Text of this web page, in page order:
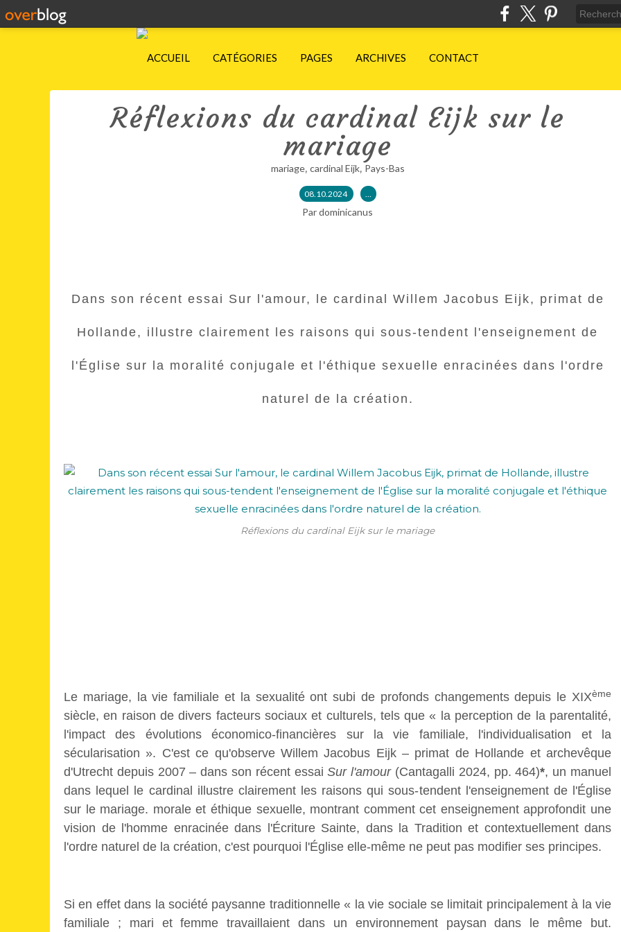
ACCUEIL CATÉGORIES PAGES ARCHIVES CONTACT
Réflexions du cardinal Eijk sur le
mariage
mariage, cardinal Eijk, Pays-Bas
08.10.2024 …
Par dominicanus
Dans son récent essai Sur l'amour, le cardinal Willem Jacobus Eijk, primat de
Hollande, illustre clairement les raisons qui sous-tendent l'enseignement de
l'Église sur la moralité conjugale et l'éthique sexuelle enracinées dans l'ordre
naturel de la création.
Réflexions du cardinal Eijk sur le mariage
Le mariage, la vie familiale et la sexualité ont subi de profonds changements depuis le XIXème
siècle, en raison de divers facteurs sociaux et culturels, tels que « la perception de la parentalité,
l'impact des évolutions économico-financières sur la vie familiale, l'individualisation et la
sécularisation ». C'est ce qu'observe Willem Jacobus Eijk – primat de Hollande et archevêque
d'Utrecht depuis 2007 – dans son récent essaiSur l'amour(Cantagalli 2024, pp. 464)*, un manuel
dans lequel le cardinal illustre clairement les raisons qui sous-tendent l'enseignement de l'Église
sur le mariage. morale et éthique sexuelle, montrant comment cet enseignement approfondit une
vision de l'homme enracinée dans l'Écriture Sainte, dans la Tradition et contextuellement dans
l'ordre naturel de la création, c'est pourquoi l'Église elle-même ne peut pas modifier ses principes.
Si en effet dans la société paysanne traditionnelle « la vie sociale se limitait principalement à la vie
familiale ; mari et femme travaillaient dans un environnement paysan dans le même but.